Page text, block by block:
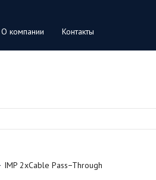
О компании Контакты
IMP 2xCable Pass−Through